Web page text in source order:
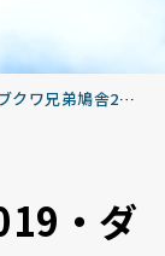
クワ兄弟鳩舎2019
・ダ